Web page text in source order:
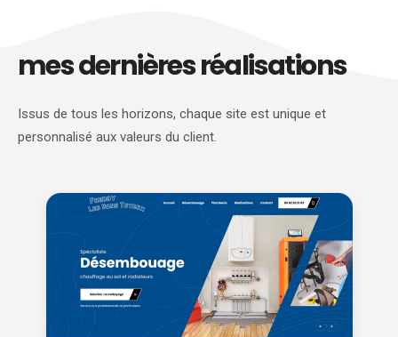
mes dernières réalisations
Issus de tous les horizons, chaque site est unique et
personnalisé aux valeurs du client.